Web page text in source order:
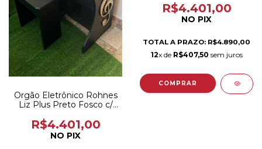
Orgão Eletrônico Rohnes
Liz Plus Preto Fosco c/
R$4.401,00
NO PIX
R$4.401,00
NO PIX
TOTAL A PRAZO: R$4.890,00
12x de R$407,50 sem juros